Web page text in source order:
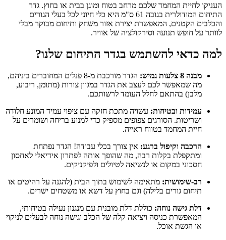
העניקו לחיית המחמד שלכם מרחב בטוח ומוגן בבית או בחוץ. גדר
התיחום המודולרית בגובה 61 ס"מ היא כלי חיוני לכל בעלי הגורים
והכלבים הקטנים, המאפשרת יצירת אזור משחק ותיחום מבוקר מבלי
לוותר על חופש תנועה וסירקולציה של אוויר.
למה כדאי להשתמש בגדר התיחום שלנו?
מבנה 8 צלעות גמיש:
הגדר מורכבת מ-8 פנלים המחוברים ביניהם,
מה שמאפשר לכם לעצב את הגדר במגוון צורות (מתומן, ריבוע,
מלבן) בהתאם לחלל העומד לרשותכם.
עמידות ובטיחות: עשויה מתכת חזקה עם ציפוי עמיד המונע חלודה
ושריטות. הסורגים צפופים מספיק כדי למנוע בריחה ושומרים על
חיית המחמד בטווח ראייה.
הרכבה וקיפול ברגע: אין צורך בכלי עבודה! הגדר נפתחת
ומתקפלת בקלות רבה, מה שהופך אותה לפתרון אידיאלי לאחסון
חסכוני במקום או לנשיאה לטיולים ולפיקניקים.
רב-שימושית: מתאימה לשימוש בתוך הבית (להגנה על רהיטים או
תיחום גורים בלילה) וגם בחוץ על דשא או משטחים ישרים.
דלת גישה נוחה: כוללת דלת מובנית עם מנגנון נעילה בטיחותי,
המאפשרת כניסה ויציאה קלה של הכלב וגישה נוחה לבעלים לניקוי
או הגשת אוכל.